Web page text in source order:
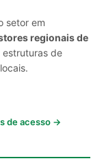
setor em
regionais de
estruturas de
de acesso →